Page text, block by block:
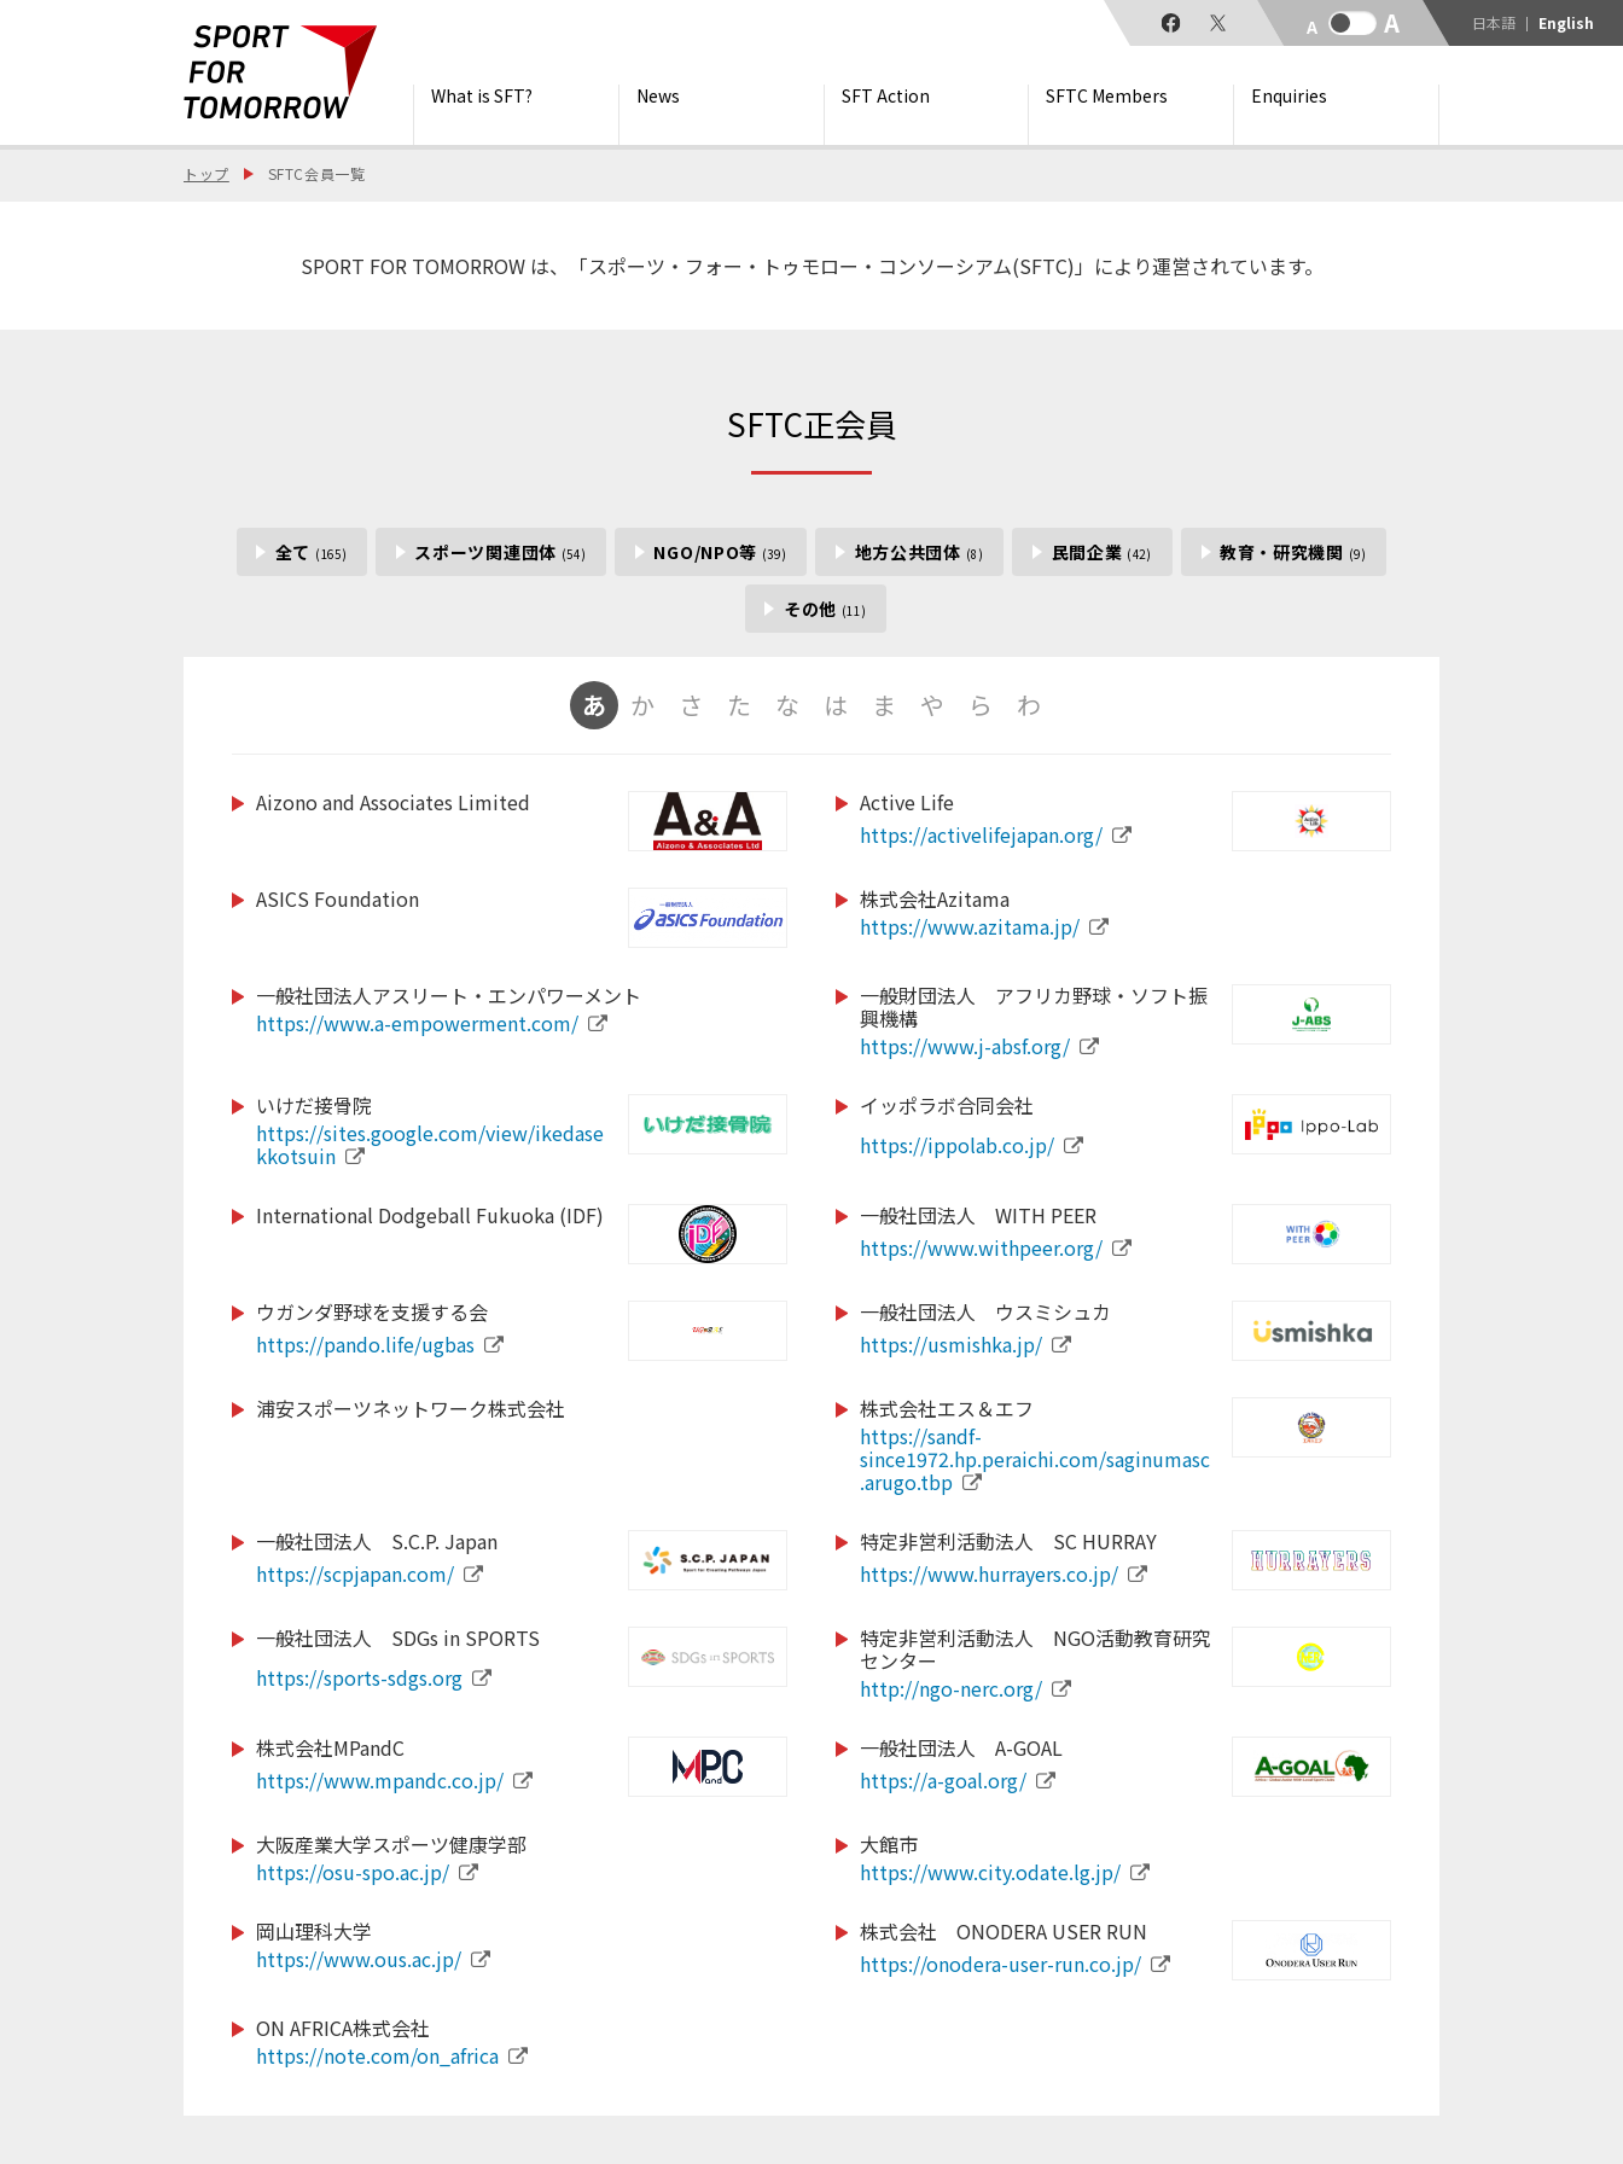
What is SFT? News SFT Action SFTC Members Enquiries
日本語 English
トップ SFTC会員一覧
SPORT FOR TOMORROW は、「スポーツ・フォー・トゥモロー・コンソーシアム(SFTC)」により運営されています。
SFTC正会員
全て (165) スポーツ関連団体 (54) NGO/NPO等 (39) 地方公共団体 (8) 民間企業 (42) 教育・研究機関 (9)
その他 (11)
あ か さ た な は ま や ら わ
Aizono and Associates Limited
Active Life
https://activelifejapan.org/
ASICS Foundation
株式会社Azitama
https://www.azitama.jp/
一般社団法人アスリート・エンパワーメント
https://www.a-empowerment.com/
一般財団法人 アフリカ野球・ソフト振
興機構
https://www.j-absf.org/
いけだ接骨院
https://sites.google.com/view/ikedase
kkotsuin
イッポラボ合同会社
https://ippolab.co.jp/
International Dodgeball Fukuoka (IDF)
一般社団法人 WITH PEER
https://www.withpeer.org/
ウガンダ野球を支援する会
https://pando.life/ugbas
一般社団法人 ウスミシュカ
https://usmishka.jp/
浦安スポーツネットワーク株式会社
株式会社エス＆エフ
https://sandf-
since1972.hp.peraichi.com/saginumasc
.arugo.tbp
一般社団法人 S.C.P. Japan
https://scpjapan.com/
特定非営利活動法人 SC HURRAY
https://www.hurrayers.co.jp/
一般社団法人 SDGs in SPORTS
https://sports-sdgs.org
特定非営利活動法人 NGO活動教育研究
センター
http://ngo-nerc.org/
株式会社MPandC
https://www.mpandc.co.jp/
一般社団法人 A-GOAL
https://a-goal.org/
大阪産業大学スポーツ健康学部
https://osu-spo.ac.jp/
大館市
https://www.city.odate.lg.jp/
岡山理科大学
https://www.ous.ac.jp/
株式会社 ONODERA USER RUN
https://onodera-user-run.co.jp/
ON AFRICA株式会社
https://note.com/on_africa
https://www.city.kamaishi.iwate.jp/
https://color-bath.jp/
https://thecultivator.jp/ https://www.frontale.co.jp/
https://footballcamp-cup.com/
https://www.globalbridge.plus/
https://www.idcj.jp/
iesa.jp
http://www.budo-u.ac.jp/
https://www.tkse.org/
https://xiborg.jp
https://www.city.sapporo.jp/
https://sanix.jp/ https://samasama.site/home/play-for-
sos-2/
https://shizuoka-parasports.jp/ https://www.city.shizuoka.lg.jp/
https://synergia.co.jp/ https://www.seedsfootball.com/
https://www.ygu.ac.jp/
https://www.instagram.com/seed_for_
official
https://jetprogramme.org/ja/ https://ji-institute.com/
https://www.spocom.org/
https://judo3.org/
https://gxa.co.jp/
https://gmss.jp https://www.swimmy-ss.com/
https://www.suenodeportes2014.com/ https://www.nagoyaparkour.com/
https://www.scsagamihara.com/school/school
https://sbsso.com/
https://www.sports-f.co.jp/
https://www.kcaa-jp.org/
https://team-adp.com/
https://www.tsuzukisports.com/ https://www.city.tsuruoka.lg.jp/
https://ticadgames.org/ https://palau-consulting-company.jimdosite.com/
https://www.instagram.com/tokyotennisvibes
https://tosacho-sc.jp/ https://www.toshimakubasketball.org/
https://tochigi-pref-sports-commission.com/ https://www.totos.or.jp/
l
https://gateway-hotel.co.jp/
https://www.city.nikaho.akita.jp
https://www.facebook.com/profile.php?
id=100066460779639#
http://www.web-jpfa.jp
https://www.nipponbudokan.or.jp http://www.jihf.or.jp
https://j-wfa.jp/
https://japan-obstacle.org/ https://kickbase-japan.org
https://cricket.or.jp/
https://jwrf.jp/ https://jppc.jp/
https://www.jice.org https://www.cozy-sports.com/nagano-
school/nagano/
http://www.softball.or.jp https://jsfa-official.jp/
https://www.nittai.ac.jp/ https://jpn-gym.jp/
https://pa-moja20.com/
https://www.samuraitrip07.com/home
-1
http://mie-pearls.com https://ehsc.jp/
https://www.ran-mei.com/ https://hiroshima-u-kendo.com/
https://peaceboat.org/ https://www.pref.fukuoka.lg.jp/life/5/44/202/
https://hamadori-yakyu.com/fbp/
https://verspah.jp
https://corp.mizuno.com/jp
https://mugenservice.co.jp/ https://www.andrew.ac.jp/
https://www.monkeymagic.or.jp
https://www.baystars.co.jp/corporate/
https://www.giants.jp/
https://www.lovefutbol-japan.org/
https://www.ritsumei.ac.jp/shs/